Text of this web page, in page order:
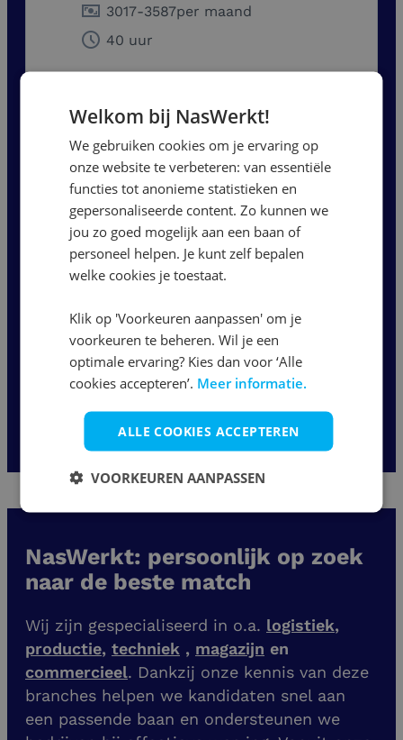
3017-3587per maand
40 uur
Verkoopmedewerker Bakkerij
Nijmegen
14,99per uur
32 uur
Bekijk vacature
NasWerkt: persoonlijk op zoek
naar de beste match
Wij zijn gespecialiseerd in o.a. logistiek,
productie, techniek , magazijn en
commercieel. Dankzij onze kennis van deze
branches helpen we kandidaten snel aan
een passende baan en ondersteunen we
Welkom bij NasWerkt!
We gebruiken cookies om je ervaring op
onze website te verbeteren: van essentiële
functies tot anonieme statistieken en
gepersonaliseerde content. Zo kunnen we
jou zo goed mogelijk aan een baan of
personeel helpen. Je kunt zelf bepalen
welke cookies je toestaat.
Klik op 'Voorkeuren aanpassen' om je
voorkeuren te beheren. Wil je een
optimale ervaring? Kies dan voor ‘Alle
cookies accepteren’. Meer informatie.
ALLE COOKIES ACCEPTEREN
VOORKEUREN AANPASSEN